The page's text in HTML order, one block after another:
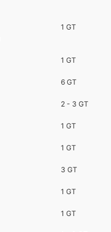
1 GT
1 GT
6 GT
2 - 3 GT
1 GT
1 GT
3 GT
1 GT
1 GT